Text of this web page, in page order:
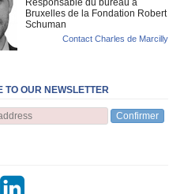
Responsable du bureau à
Bruxelles de la Fondation Robert
Schuman
Contact Charles de Marcilly
TO OUR NEWSLETTER
Confirmer